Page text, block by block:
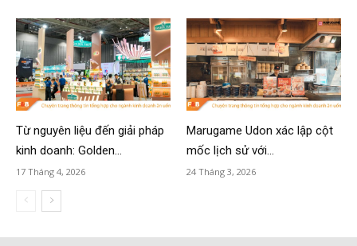
Từ nguyên liệu đến giải pháp
kinh doanh: Golden...
17 Tháng 4, 2026
Marugame Udon xác lập cột
mốc lịch sử với...
24 Tháng 3, 2026